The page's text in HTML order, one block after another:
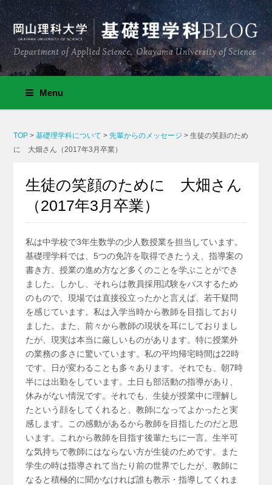
Menu
TOP >基礎理学科について >先輩からのメッセージ >生徒の笑顔のため
に 大畑さん（2017年3月卒業）
生徒の笑顔のために 大畑さん
（2017年3月卒業）
私は中学校で3年生数学の少人数授業を担当しています。
基礎理学科では、5つの免許を取得できたうえ、指導案の
書き方、授業の進め方など多くのことを学ぶことができ
ました。しかし、それらは教員採用試験をパスするため
のもので、現場では直接役立ったかと言えば、若干疑問
を感じています。私は入学当時から教師を目指しており
ました。また、前々から教師の現状を耳にしておりまし
たが、現実は本当に厳しいものがあります。特に授業外
の業務の多さに驚いています。私の平均帰宅時間は22時
です。日が変わることも多々あります。それでも、朝7時
半には出勤をしています。土日も部活動の指導があり、
休みがない情況です。それでも、生徒が授業中に理解し
たという顔をしてくれると、教師になってよかったと実
感します。この感動があるから教師を目指したのだと思
います。これから教師を目指す後輩たちに一言。生半可
な気持ちで教師にはならない方が生徒のためです。また
学生の時は指導されて当たり前の世界でしたが、教師に
なると積極的に聞かなければ誰も教示・指導してくれま